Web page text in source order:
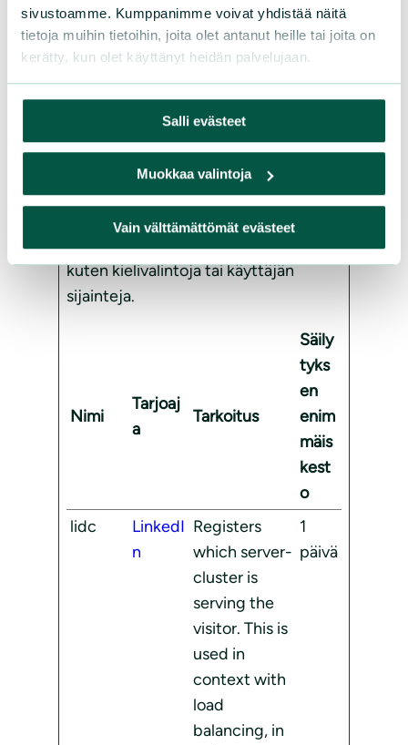
sivustoamme. Kumppanimme voivat yhdistää näitä
tietoja muihin tietoihin, joita olet antanut heille tai joita on
kerätty, kun olet käyttänyt heidän palvelujaan.
Salli evästeet
Muokkaa valintoja
Vain välttämättömät evästeet
e
browser
supports
cookies.
Mieltymykset (5)
Mieltymysevästeiden avulla sivusto
tallentaa tietoja, jotka muuttavat
sivuston käyttäytymistä ja ulkonäköä,
kuten kielivalintoja tai käyttäjän
sijainteja.
Nimi
Tarjoaj
a
Tarkoitus
Säily
tyks
en
enim
mäis
kest
o
lidc
LinkedI
n
Registers
which server-
cluster is
serving the
visitor. This is
used in
context with
load
balancing, in
1
päivä